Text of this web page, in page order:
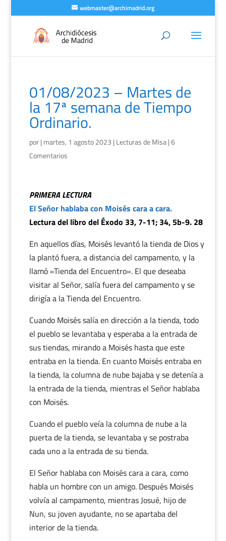
webmaster@archimadrid.org
01/08/2023 – Martes de
la 17ª semana de Tiempo
Ordinario.
por| martes, 1 agosto 2023 | Lecturas de Misa|6
Comentarios
PRIMERA LECTURA
El Señor hablaba con Moisés cara a cara.
Lectura del libro del Éxodo 33, 7-11; 34, 5b-9. 28
En aquellos días, Moisés levantó la tienda de Dios y
la plantó fuera, a distancia del campamento, y la
llamó «Tienda del Encuentro». El que deseaba
visitar al Señor, salía fuera del campamento y se
dirigía a la Tienda del Encuentro.
Cuando Moisés salía en dirección a la tienda, todo
el pueblo se levantaba y esperaba a la entrada de
sus tiendas, mirando a Moisés hasta que este
entraba en la tienda. En cuanto Moisés entraba en
la tienda, la columna de nube bajaba y se detenía a
la entrada de la tienda, mientras el Señor hablaba
con Moisés.
Cuando el pueblo veía la columna de nube a la
puerta de la tienda, se levantaba y se postraba
cada uno a la entrada de su tienda.
El Señor hablaba con Moisés cara a cara, como
habla un hombre con un amigo. Después Moisés
volvía al campamento, mientras Josué, hijo de
Nun, su joven ayudante, no se apartaba del
interior de la tienda.